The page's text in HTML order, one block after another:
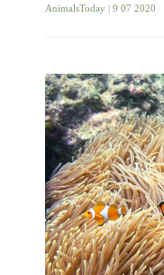
AnimalsToday | 9 07 2020